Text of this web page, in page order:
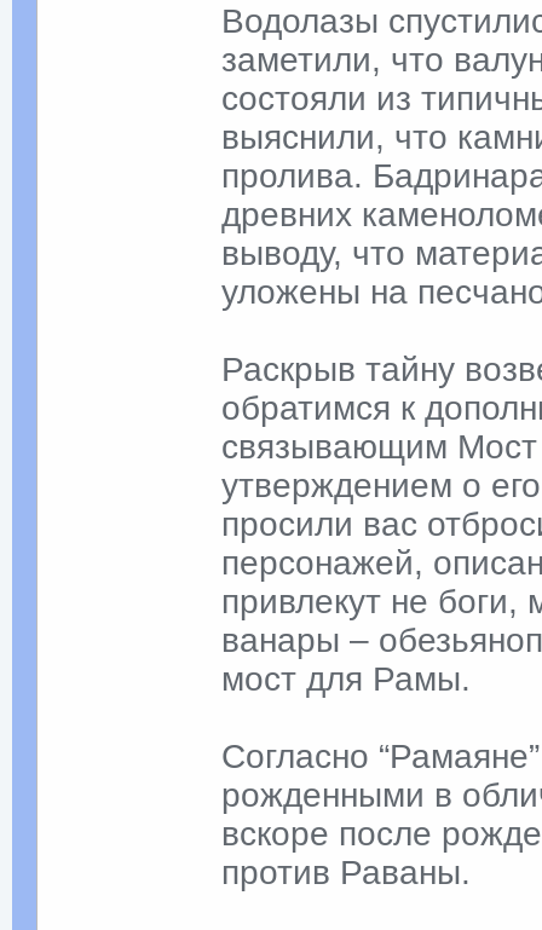
Водолазы
заметили, что
состояли из
выяснили, что
пролива.
древних
выводу, что
уложены на
Раскрыв тайну
обратимся к
связывающим Мост
утверждением о
просили вас
персонажей,
привлекут не
ванары –
мост для Рамы.
Согласно
рожденными в
вскоре после
против Раваны.